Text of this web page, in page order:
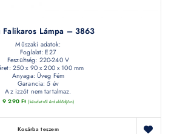
Falikaros Lámpa – 3863
Műszaki adatok:
Foglalat: E27
Feszültség: 220-240 V
250 x 90 x 200 x 100 mm
Anyaga: Üveg Fém
Garancia: 5 év
Az izzót nem tartalmaz.
9 290 Ft (készletről érdeklődjön)
Kosárba teszem